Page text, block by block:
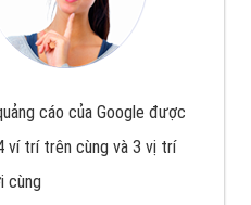
cáo của Google được
ví trí trên cùng và 3 vị trí
cùng